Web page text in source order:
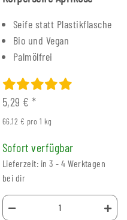
Seife statt Plastikflasche
Bio und Vegan
Palmölfrei
5,29 €*
66,12 € pro 1 kg
Sofort verfügbar
Lieferzeit: in 3 - 4 Werktagen
bei dir